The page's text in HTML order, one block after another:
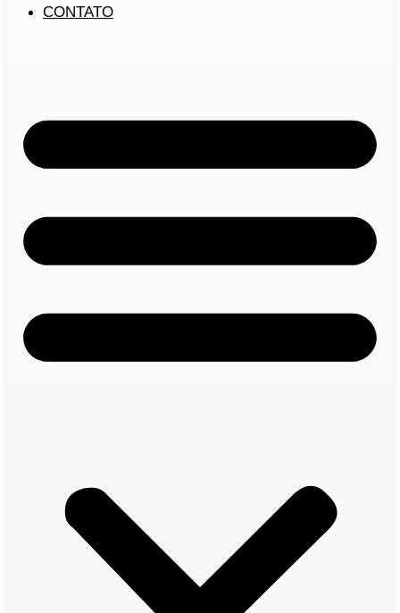
CONTATO